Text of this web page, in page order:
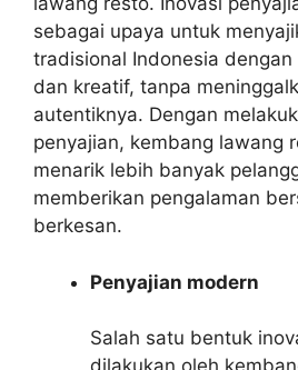
sebagai upaya untuk
tradisional Indonesia
dan kreatif, tanpa
autentiknya. Dengan
penyajian, kembang lawang
menarik lebih banyak
memberikan pengalaman
berkesan.
Penyajian modern
Salah satu bentuk